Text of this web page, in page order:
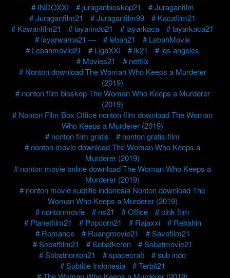
INDOXXI
juraganbioskop21
Juraganfilm
Juraganfilm21
Juraganfilm99
Kacafilm21
Kawanfilm21
layarindo21 layarkaca
layarkaca21
layarwarna21 —
lebah21
LebahMovie
Lebahmovie21
LigaXXI lk21
los angeles
Movies21
netflix
Nonton download The Woman Who Keeps a Murderer
(2019)
nonton film bioskop The Woman Who Keeps a Murderer
(2019)
Nonton Film Box Office nonton film download The Woman
Who Keeps a Murderer (2019)
nonton film gratis
nonton gratis film
nonton movie download The Woman Who Keeps a
Murderer (2019)
nonton movie online download The Woman Who Keeps a
Murderer (2019)
nonton movie subtitle indonesia Nonton download The
Woman Who Keeps a Murderer (2019)
nontonmovie
ns21 Office
pink film
Planetfilm21
Popcorn21 Rajaxxi
Rebahin
Romance
Ruangmovie21
Savefilm21
Sobatfilm21
Sobatkeren
Sobatmovie21
Sobatnonton21
spacecraft
sub indo
Subtitle Indonesia
Terbit21